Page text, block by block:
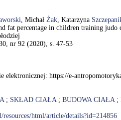
, Michał Żak, Katarzyna
fat percentage in children training
nr 92 (2020), s. 47-53
elektronicznej: https://e-
; SKŁAD CIAŁA; BUDOWA CIAŁA;
html/article/details?id=214856